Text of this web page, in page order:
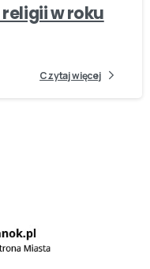
w roku
Czytaj więcej